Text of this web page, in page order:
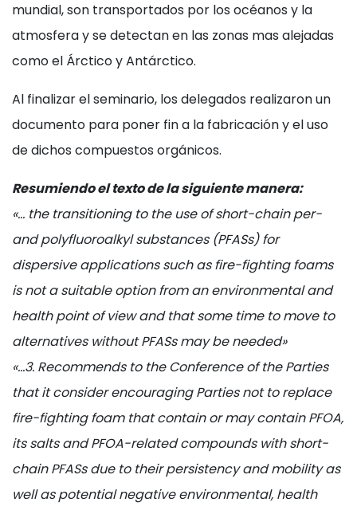
mundial, son transportados por los océanos y la
atmosfera y se detectan en las zonas mas alejadas
como el Árctico y Antárctico.
Al finalizar el seminario, los delegados realizaron un
documento para poner fin a la fabricación y el uso
de dichos compuestos orgánicos.
Resumiendo el texto de la siguiente manera:
«… the transitioning to the use of short-chain per-
and polyfluoroalkyl substances (PFASs) for
dispersive applications such as fire-fighting foams
is not a suitable option from an environmental and
health point of view and that some time to move to
alternatives without PFASs may be needed»
«…3. Recommends to the Conference of the Parties
that it consider encouraging Parties not to replace
fire-fighting foam that contain or may contain PFOA,
its salts and PFOA-related compounds with short-
chain PFASs due to their persistency and mobility as
well as potential negative environmental, health